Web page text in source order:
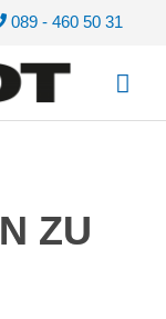
089 - 460 50 31
ZU